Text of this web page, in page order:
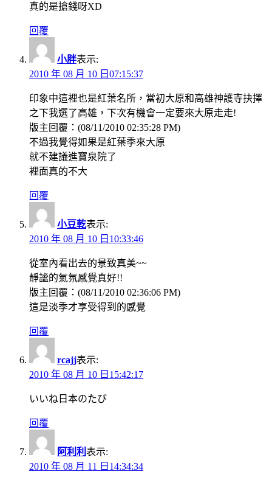
真的是搶錢呀XD
回覆
小胖表示:
2010 年 08 月 10 日07:15:37
印象中這裡也是紅葉名所，當初大原和高雄神護寺抉擇
之下我選了高雄，下次有機會一定要來大原走走!
版主回覆：(08/11/2010 02:35:28 PM)
不過我覺得如果是紅葉季來大原
就不建議進寶泉院了
裡面真的不大
回覆
小豆乾表示:
2010 年 08 月 10 日10:33:46
從室內看出去的景致真美~~
靜謐的氣氛感覺真好!!
版主回覆：(08/11/2010 02:36:06 PM)
這是淡季才享受得到的感覺
回覆
rcajj表示:
2010 年 08 月 10 日15:42:17
いいね日本のたび
回覆
阿利利 表示:
2010 年 08 月 11 日14:34:34